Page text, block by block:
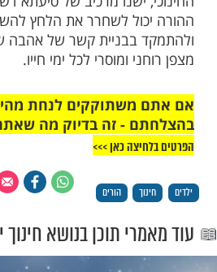
הילד רואה את הוריו
בכבוד ובחסד כלפי
מתוך אמונה ותקווה, הוא
סליחה ולהפגין אנושיות
חיבור אמיתי ועמוק
ומלאת חיים גם במציאות
החינוך הוא תהליך של
לנבוע מתוך דאגה
מתוך רצון לשליטה, כשהם